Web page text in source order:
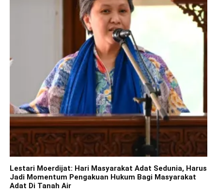
Lestari Moerdijat: Hari Masyarakat Adat Sedunia, Harus
Jadi Momentum Pengakuan Hukum Bagi Masyarakat
Adat Di Tanah Air